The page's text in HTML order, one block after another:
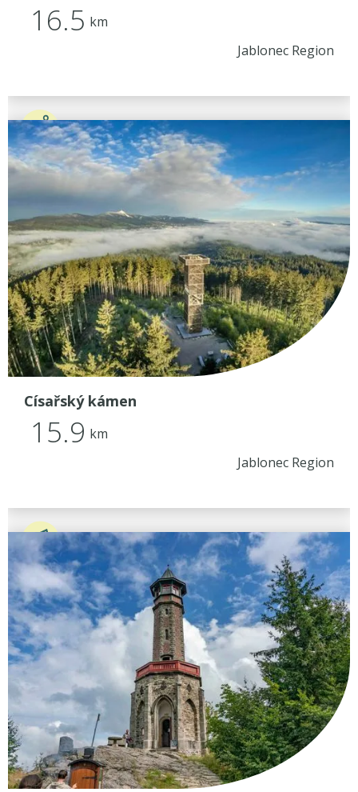
16.5 km
Jablonec Region
Císařský kámen
15.9 km
Jablonec Region